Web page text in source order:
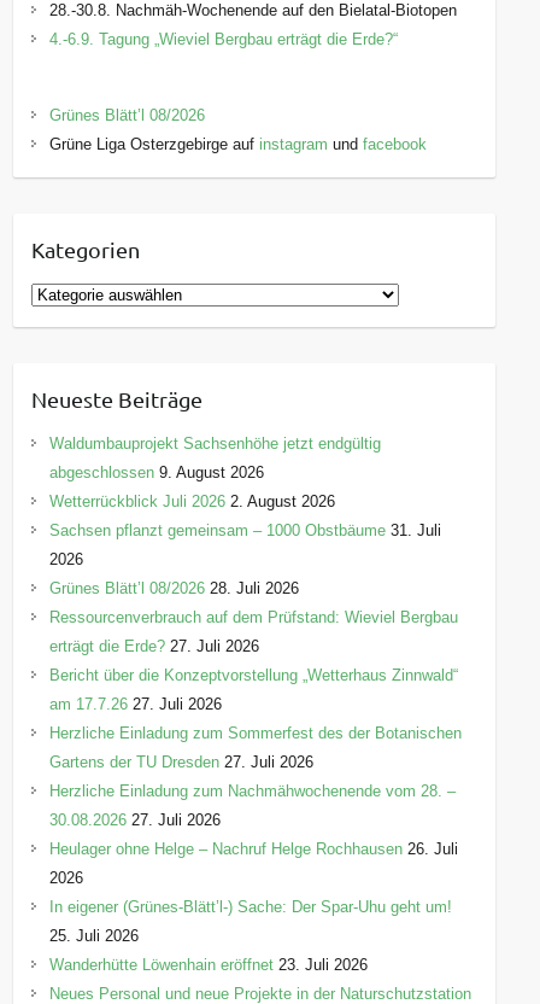
28.-30.8. Nachmäh-Wochenende auf den Bielatal-Biotopen
4.-6.9. Tagung „Wieviel Bergbau erträgt die Erde?“
Grünes Blätt’l 08/2026
Grüne Liga Osterzgebirge auf instagram undfacebook
Kategorien
K
a
g
o
i
e
Neueste Beiträge
Waldumbauprojekt Sachsenhöhe jetzt endgültig
abgeschlossen 9. August 2026
Wetterrückblick Juli 2026 2. August 2026
Sachsen pflanzt gemeinsam – 1000 Obstbäume 31. Juli
2026
Grünes Blätt’l 08/2026 28. Juli 2026
Ressourcenverbrauch auf dem Prüfstand: Wieviel Bergbau
erträgt die Erde? 27. Juli 2026
Bericht über die Konzeptvorstellung „Wetterhaus Zinnwald“
am 17.7.26 27. Juli 2026
Herzliche Einladung zum Sommerfest des der Botanischen
Gartens der TU Dresden 27. Juli 2026
Herzliche Einladung zum Nachmähwochenende vom 28. –
30.08.2026 27. Juli 2026
Heulager ohne Helge – Nachruf Helge Rochhausen 26. Juli
2026
In eigener (Grünes-Blätt’l-) Sache: Der Spar-Uhu geht um!
25. Juli 2026
Wanderhütte Löwenhain eröffnet 23. Juli 2026
Neues Personal und neue Projekte in der Naturschutzstation